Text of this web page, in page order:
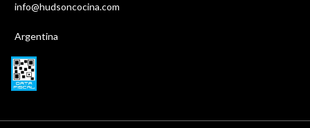
info@hudsoncocina.com
Argentina